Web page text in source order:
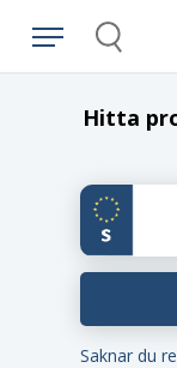
Search
Hitta
Saknar du